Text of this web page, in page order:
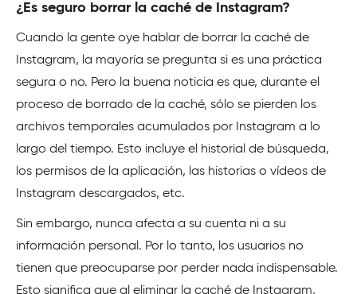
¿Es seguro borrar la caché de Instagram?
Cuando la gente oye hablar de borrar la caché de
Instagram, la mayoría se pregunta si es una práctica
segura o no. Pero la buena noticia es que, durante el
proceso de borrado de la caché, sólo se pierden los
archivos temporales acumulados por Instagram a lo
largo del tiempo. Esto incluye el historial de búsqueda,
los permisos de la aplicación, las historias o vídeos de
Instagram descargados, etc.
Sin embargo, nunca afecta a su cuenta ni a su
información personal. Por lo tanto, los usuarios no
tienen que preocuparse por perder nada indispensable.
Esto significa que al eliminar la caché de Instagram,